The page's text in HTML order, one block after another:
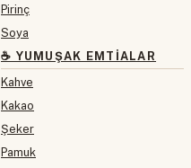
Pirinç
Soya
☕ YUMUŞAK EMTIALAR
Kahve
Kakao
Şeker
Pamuk